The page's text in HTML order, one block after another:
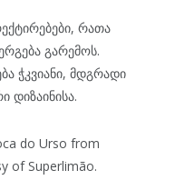
რათა
გარემოს.
ჭკვიანი, მდგრადი
დიზაინისა.